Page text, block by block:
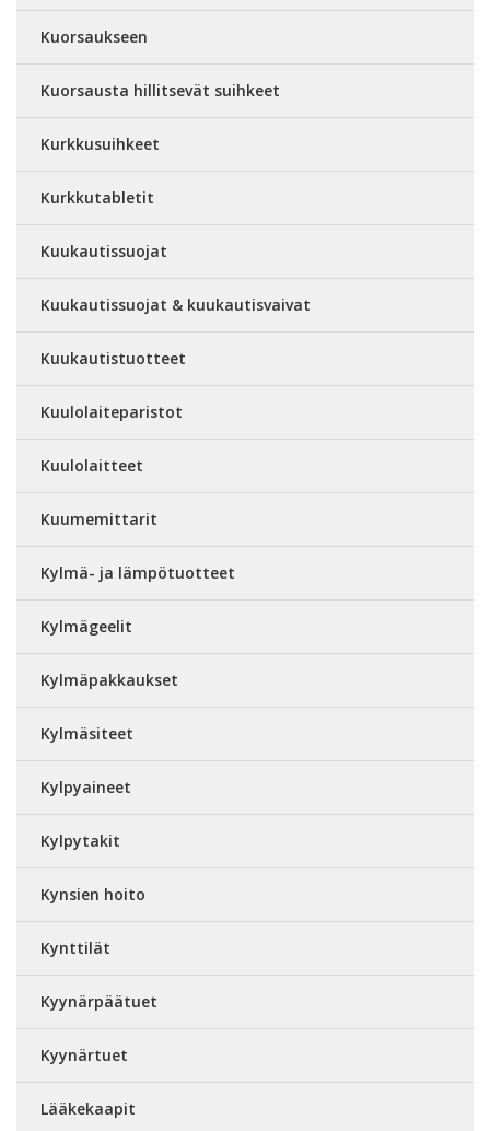
Kuorsaukseen
Kuorsausta hillitsevät suihkeet
Kurkkusuihkeet
Kurkkutabletit
Kuukautissuojat
Kuukautissuojat & kuukautisvaivat
Kuukautistuotteet
Kuulolaiteparistot
Kuulolaitteet
Kuumemittarit
Kylmä- ja lämpötuotteet
Kylmägeelit
Kylmäpakkaukset
Kylmäsiteet
Kylpyaineet
Kylpytakit
Kynsien hoito
Kynttilät
Kyynärpäätuet
Kyynärtuet
Lääkekaapit